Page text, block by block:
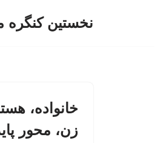
نخستین کنگره
خانواده،
زن، محور